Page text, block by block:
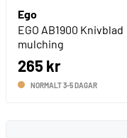
Ego
EGO AB1900 Knivblad
mulching
265 kr
NORMALT 3-5 DAGAR